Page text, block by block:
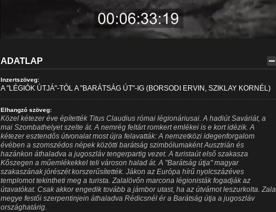
ADATLAP
Inzertszöveg:
A "LÉGIÓK ÚTJÁ"-TÓL A "BARÁTSÁG ÚT"-IG (BORSODI ERVIN, SZIKLAY KORNÉL)
Elhangzó szöveg:
Közel kétezer éve építették Titus Claudius római légionáriusai. A hadiút Saváriát, a
mai Szombathelyet szelte át. A nemrég feltárt romkert emlékei is e kort idézik. A
kétezer esztendős útvonalat most újra felavatták: A nemzetközi idegenforgalom
évében a szomszédos népek közötti barátság szimbólumaként Ausztrián és
hazánkon áthaladva a jugoszláv tengerpartig vezet. A turistaút első szakasza
Kőszegen a műemlékekkel teli városon halad át. A "Barátság útja" magyar
szakaszának jórészét korszerűsítették. Jákon az Európa hírű nyolcszázéves
templomot tekintheti meg a turista. Zalalövőn marcona légionisták fogadják az
útavatókat. Csak akkor engedik tovább a jámbor utast, ha az útvámot leszurkolta. Zala
megye festői szerpentinjein áthaladva Rédicsnél ér a Barátság útja a jugoszláv
országhatárig.